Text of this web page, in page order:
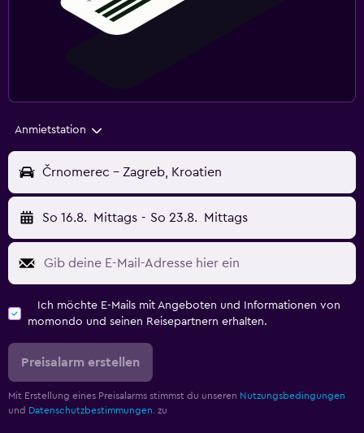
Anmietstation
Črnomerec - Zagreb, Kroatien
So 16.8. Mittags - So 23.8. Mittags
Ich möchte E-Mails mit Angeboten und Informationen von
momondo und seinen Reisepartnern erhalten.
Preisalarm erstellen
Mit Erstellung eines Preisalarms stimmst du unseren Nutzungsbedingungen
und Datenschutzbestimmungen. zu